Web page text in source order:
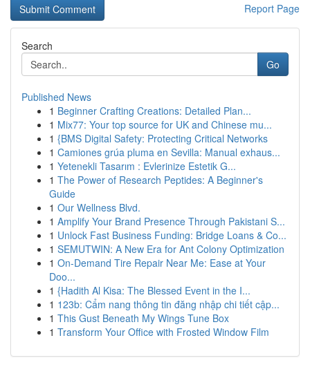
Report Page
Search
Go
Published News
1 Beginner Crafting Creations: Detailed Plan...
1 Mix77: Your top source for UK and Chinese mu...
1 {BMS Digital Safety: Protecting Critical Networks
1 Camiones grúa pluma en Sevilla: Manual exhaus...
1 Yetenekli Tasarım : Evlerinize Estetik G...
1 The Power of Research Peptides: A Beginner's
Guide
1 Our Wellness Blvd.
1 Amplify Your Brand Presence Through Pakistani S...
1 Unlock Fast Business Funding: Bridge Loans & Co...
1 SEMUTWIN: A New Era for Ant Colony Optimization
1 On-Demand Tire Repair Near Me: Ease at Your
Doo...
1 {Hadith Al Kisa: The Blessed Event in the I...
1 123b: Cẩm nang thông tin đăng nhập chi tiết cập...
1 This Gust Beneath My Wings Tune Box
1 Transform Your Office with Frosted Window Film